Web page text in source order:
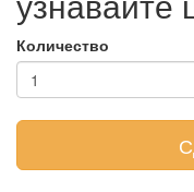
Количество